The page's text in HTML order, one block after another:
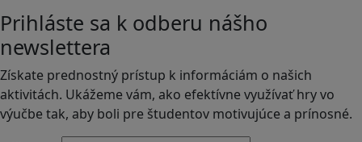
Prihláste sa k odberu nášho
newslettera
Získate prednostný prístup k informáciám o našich
aktivitách. Ukážeme vám, ako efektívne využívať hry vo
výučbe tak, aby boli pre študentov motivujúce a prínosné.